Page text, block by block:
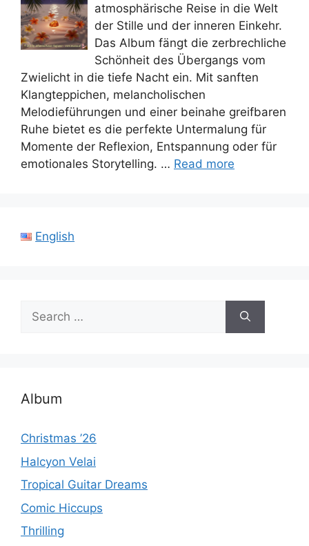
atmosphärische Reise in die Welt
der Stille und der inneren Einkehr.
Das Album fängt die zerbrechliche
Schönheit des Übergangs vom
Zwielicht in die tiefe Nacht ein. Mit sanften
Klangteppichen, melancholischen
Melodieführungen und einer beinahe greifbaren
Ruhe bietet es die perfekte Untermalung für
Momente der Reflexion, Entspannung oder für
emotionales Storytelling. … Read more
English
Search
for:
Album
Christmas ’26
Halcyon Velai
Tropical Guitar Dreams
Comic Hiccups
Thrilling